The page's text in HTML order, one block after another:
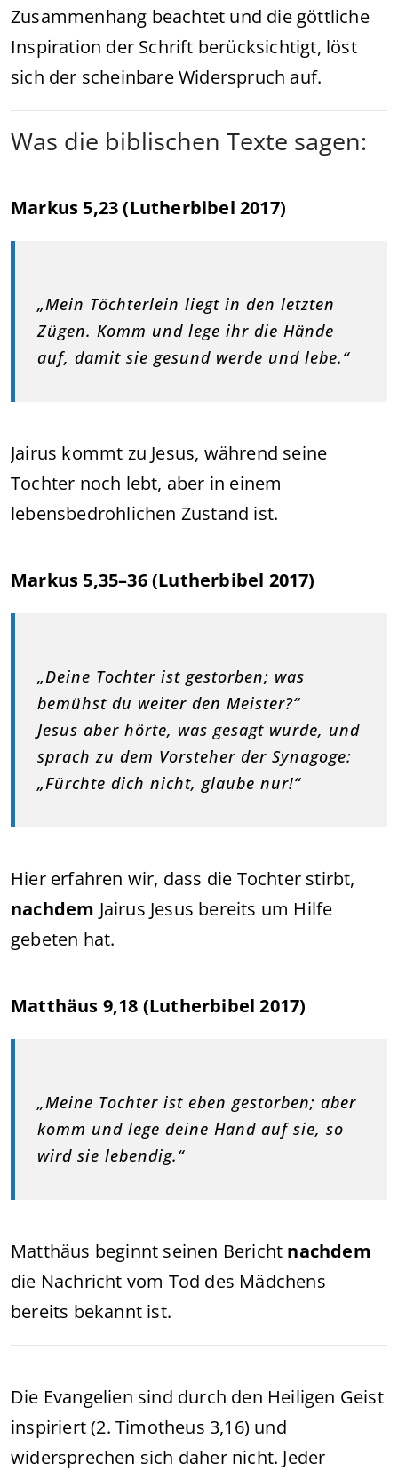
Zusammenhang beachtet und die göttliche
Inspiration der Schrift berücksichtigt, löst
sich der scheinbare Widerspruch auf.
Was die biblischen Texte sagen:
Markus 5,23 (Lutherbibel 2017)
„Mein Töchterlein liegt in den letzten
Zügen. Komm und lege ihr die Hände
auf, damit sie gesund werde und lebe.“
Jairus kommt zu Jesus, während seine
Tochter noch lebt, aber in einem
lebensbedrohlichen Zustand ist.
Markus 5,35–36 (Lutherbibel 2017)
„Deine Tochter ist gestorben; was
bemühst du weiter den Meister?“
Jesus aber hörte, was gesagt wurde, und
sprach zu dem Vorsteher der Synagoge:
„Fürchte dich nicht, glaube nur!“
Hier erfahren wir, dass die Tochter stirbt,
nachdem Jairus Jesus bereits um Hilfe
gebeten hat.
Matthäus 9,18 (Lutherbibel 2017)
„Meine Tochter ist eben gestorben; aber
komm und lege deine Hand auf sie, so
wird sie lebendig.“
Matthäus beginnt seinen Bericht nachdem
die Nachricht vom Tod des Mädchens
bereits bekannt ist.
Die Evangelien sind durch den Heiligen Geist
inspiriert (2. Timotheus 3,16) und
widersprechen sich daher nicht. Jeder